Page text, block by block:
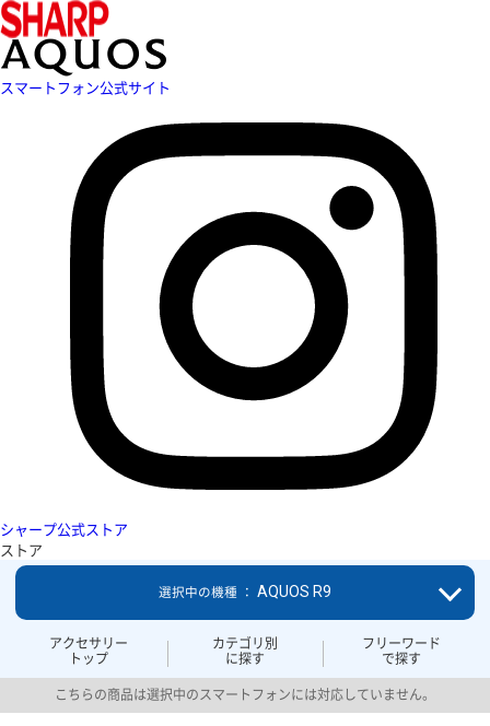
スマートフォン公式サイト
シャープ公式ストア
ストア
アクセサリー
トップ
カテゴリ別
に探す
フリーワード
で探す
選択中の機種 ： AQUOS R9
こちらの商品は選択中のスマートフォンには対応していません。